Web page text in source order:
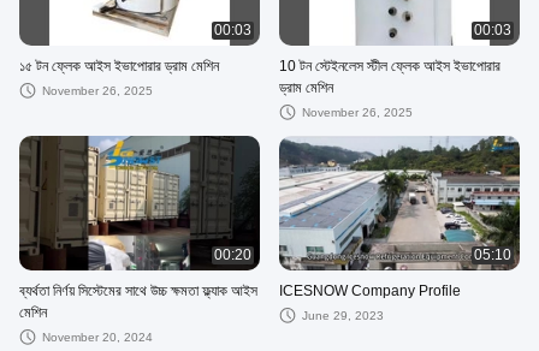
00:03
১৫ টন ফ্লেক আইস ইভাপোরার ড্রাম মেশিন
November 26, 2025
00:03
10 টন স্টেইনলেস স্টীল ফ্লেক আইস ইভাপোরার
ড্রাম মেশিন
November 26, 2025
00:20
ব্যর্থতা নির্ণয় সিস্টেমের সাথে উচ্চ ক্ষমতা ফ্ল্যাক আইস
মেশিন
November 20, 2024
05:10
ICESNOW Company Profile
June 29, 2023